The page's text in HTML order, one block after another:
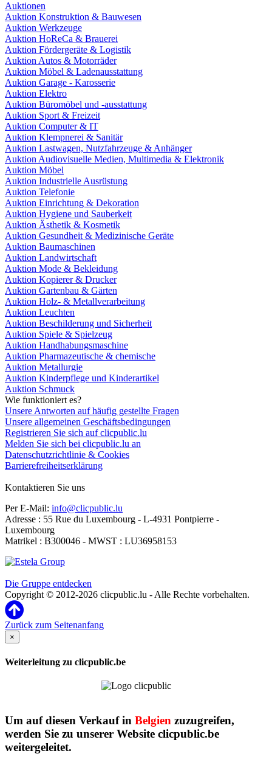
Auktionen
Auktion Konstruktion & Bauwesen
Auktion Werkzeuge
Auktion HoReCa & Brauerei
Auktion Fördergeräte & Logistik
Auktion Autos & Motorräder
Auktion Möbel & Ladenausstattung
Auktion Garage - Karosserie
Auktion Elektro
Auktion Büromöbel und -ausstattung
Auktion Sport & Freizeit
Auktion Computer & IT
Auktion Klempnerei & Sanitär
Auktion Lastwagen, Nutzfahrzeuge & Anhänger
Auktion Audiovisuelle Medien, Multimedia & Elektronik
Auktion Möbel
Auktion Industrielle Ausrüstung
Auktion Telefonie
Auktion Einrichtung & Dekoration
Auktion Hygiene und Sauberkeit
Auktion Ästhetik & Kosmetik
Auktion Gesundheit & Medizinische Geräte
Auktion Baumaschinen
Auktion Landwirtschaft
Auktion Mode & Bekleidung
Auktion Kopierer & Drucker
Auktion Gartenbau & Gärten
Auktion Holz- & Metallverarbeitung
Auktion Leuchten
Auktion Beschilderung und Sicherheit
Auktion Spiele & Spielzeug
Auktion Handhabungsmaschine
Auktion Pharmazeutische & chemische
Auktion Metallurgie
Auktion Kinderpflege und Kinderartikel
Auktion Schmuck
Wie funktioniert es?
Unsere Antworten auf häufig gestellte Fragen
Unsere allgemeinen Geschäftsbedingungen
Registrieren Sie sich auf clicpublic.lu
Melden Sie sich bei clicpublic.lu an
Datenschutzrichtlinie & Cookies
Barrierefreiheitserklärung
Kontaktieren Sie uns
Per E-Mail: info@clicpublic.lu
Adresse : 55 Rue du Luxembourg - L-4931 Pontpierre -
Luxembourg
Matrikel : B300046 - MWST : LU36958153
Die Gruppe entdecken
Copyright © 2012-2026 clicpublic.lu - Alle Rechte vorbehalten.
Zurück zum Seitenanfang
×
Weiterleitung zu clicpublic.be
Um auf diesen Verkauf in Belgien zuzugreifen,
werden Sie zu unserer Website clicpublic.be
weitergeleitet.